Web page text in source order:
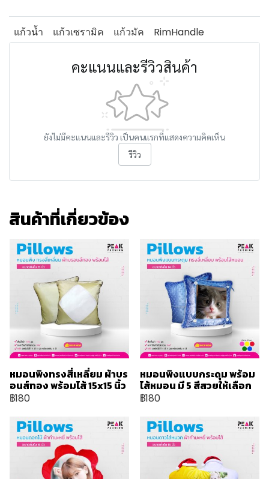
แก้วน้ำ แก้วเซรามิค แก้วมัค RimHandle
คะแนนและรีวิวสินค้า
ยังไม่มีคะแนนและรีวิว เป็นคนแรกที่แสดงความคิดเห็น
รีวิว
สินค้าที่เกี่ยวข้อง
หมอนพิงทรงสี่เหลี่ยม ผ้าบร
อนส์ทอง พร้อมไส้ 15x15 นิ้ว
฿180
หมอนพิงแบบกระดุม พร้อม
ไส้หมอน มี 5 สีสวยให้เลือก
฿180